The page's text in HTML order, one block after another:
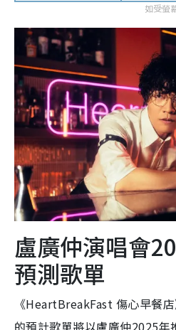
盧廣仲演唱會
預測歌單
《HeartBreakFast 傷心早餐